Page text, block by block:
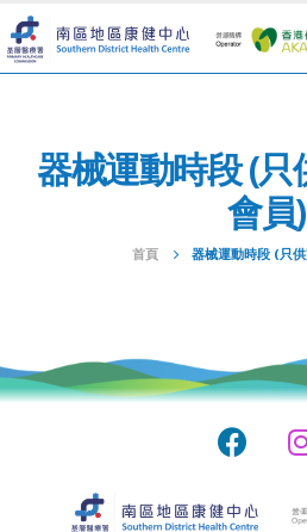
器械運動時段 (
會員)
首頁 器械運動時段 (只